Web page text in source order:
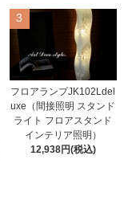
3
フロアランプJK102Ldel
uxe（間接照明 スタンド
ライト フロアスタンド
インテリア照明）
12,938円(税込)